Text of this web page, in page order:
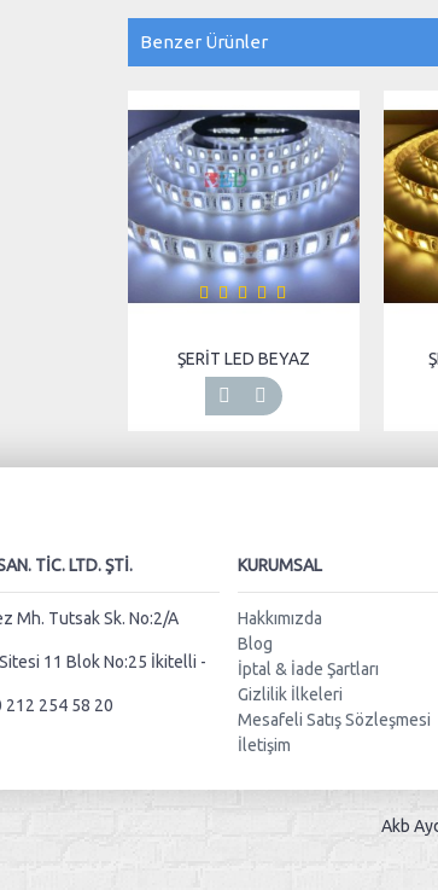
Benzer Ürünler
ŞERİT LED BEYAZ
TIC. LTD. ŞTI.
Mh. Tutsak Sk. No:2/A
11 Blok No:25 İkitelli -
212 254 58 20
KURUMSAL
Hakkımızda
Blog
İptal & İade Şartları
Gizlilik İlkeleri
Mesafeli Satış Sözleşmesi
İletişim
Akb